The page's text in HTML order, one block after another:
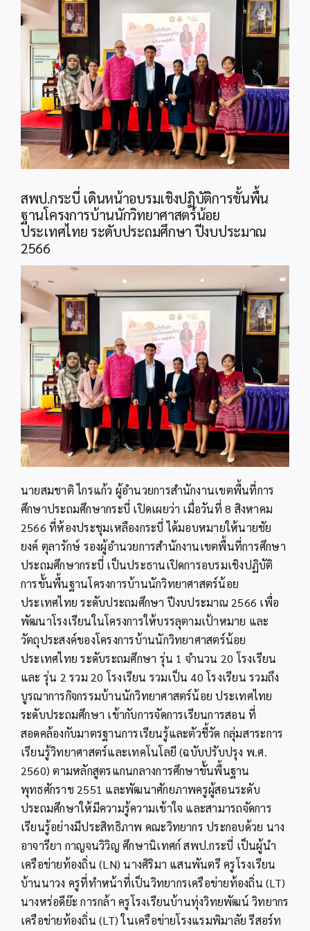
Image
สพป.กระบี่ เดินหน้าอบรมเชิงปฏิบัติการขั้นพื้น
ฐานโครงการบ้านนักวิทยาศาสตร์น้อย
ประเทศไทย ระดับประถมศึกษา ปีงบประมาณ
2566
นายสมชาติ ไกรแก้ว ผู้อำนวยการสำนักงานเขตพื้นที่การ
ศึกษาประถมศึกษากระบี่ เปิดเผยว่า เมื่อวันที่ 8 สิงหาคม
2566 ที่ห้องประชุมเหลืองกระบี่ ได้มอบหมายให้นายชัย
ยงค์ ตุลารักษ์ รองผู้อำนวยการสำนักงานเขตพื้นที่การศึกษา
ประถมศึกษากระบี่ เป็นประธานเปิดการอบรมเชิงปฏิบัติ
การขั้นพื้นฐานโครงการบ้านนักวิทยาศาสตร์น้อย
ประเทศไทย ระดับประถมศึกษา ปีงบประมาณ 2566 เพื่อ
พัฒนาโรงเรียนในโครงการให้บรรลุตามเป้าหมาย และ
วัตถุประสงค์ของโครงการบ้านนักวิทยาศาสตร์น้อย
ประเทศไทย ระดับระถมศึกษา รุ่น 1 จำนวน 20 โรงเรียน
และ รุ่น 2 รวม 20 โรงเรียน รวมเป็น 40 โรงเรียน รวมถึง
บูรณาการกิจกรรมบ้านนักวิทยาศาสตร์น้อย ประเทศไทย
ระดับประถมศึกษา เข้ากับการจัดการเรียนการสอน ที่
สอดคล้องกับมาตรฐานการเรียนรู้และตัวชี้วัด กลุ่มสาระการ
เรียนรู้วิทยาศาสตร์และเทคโนโลยี (ฉบับปรับปรุง พ.ศ.
2560) ตามหลักสูตรแกนกลางการศึกษาขั้นพื้นฐาน
พุทธศักราช 2551 และพัฒนาศักยภาพครูผู้สอนระดับ
ประถมศึกษาให้มีความรู้ความเข้าใจ และสามารถจัดการ
เรียนรู้อย่างมีประสิทธิภาพ คณะวิทยากร ประกอบด้วย นาง
อาจารียา กาญจนวิวิญ ศึกษานิเทศก์ สพป.กระบี่ เป็นผู้นำ
เครือข่ายท้องถิ่น (LN) นางศิริมา แสนพันตรี ครูโรงเรียน
บ้านนาวง ครูที่ทำหน้าที่เป็นวิทยากรเครือข่ายท้องถิ่น (LT)
นางหร่อดีย๊ะ การกล้า ครูโรงเรียนบ้านทุ่งวิทยพัฒน์ วิทยากร
เครือข่ายท้องถิ่น (LT) ในเครือข่ายโรงแรมพิมาลัย รีสอร์ท